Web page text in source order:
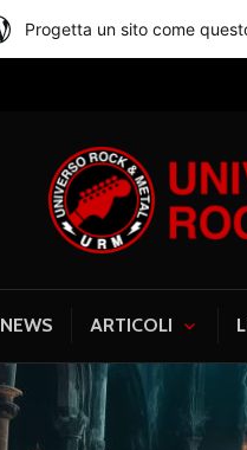
NEWS ARTICOLI
Progetta un sito come